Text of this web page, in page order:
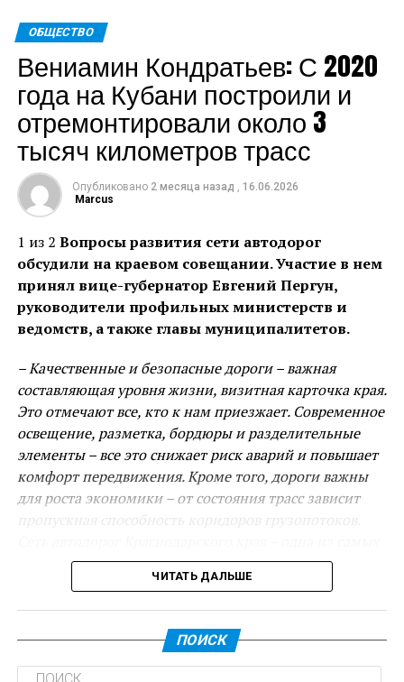
Глава региона пожелал ветерану крепкого здоровья
и благополучия.
Пресс-служба администрации Краснодарского края
Теги: Губернатор
Источник:admkrai.krasnodar.ru
ОБЩЕСТВО
Вениамин Кондратьев: С 2020
года на Кубани построили и
отремонтировали около 3
тысяч километров трасс
Опубликовано 2 месяца назад , 16.06.2026
Marcus
1 из 2 Вопросы развития сети автодорог
обсудили на краевом совещании. Участие в нем
принял вице-губернатор Евгений Пергун,
руководители профильных министерств и
ведомств, а также главы муниципалитетов.
– Качественные и безопасные дороги – важная
составляющая уровня жизни, визитная карточка края.
Это отмечают все, кто к нам приезжает. Современное
освещение, разметка, бордюры и разделительные
элементы – все это снижает риск аварий и повышает
комфорт передвижения. Кроме того, дороги важны
для роста экономики – от состояния трасс зависит
пропускная способность коридоров грузопотоков.
протяженных в стране, более 43 тысяч километров. С
2020 года построено и отремонтировано около 3
тысяч километров трасс. В этом году, несмотря на
непростую экономическую ситуацию, объем
дорожного фонда составляет 64 миллиарда рублей. В
дальнейшем необходимо продолжать строительство
ЧИТАТЬ ДАЛЬШЕ
ПОИСК